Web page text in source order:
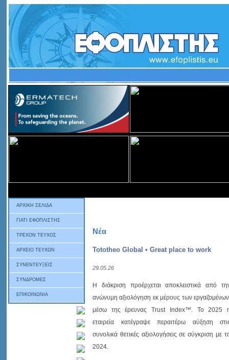
ΑΡΧΙΚΗ ΣΕΛΙΔΑ
ΓΙΑΤΙ ΕΦΟΠΛΙΣΤΗΣ
ΤΡΕΧΟΝ ΤΕΥΧΟΣ
ΑΡΧΕΙΟ ΤΕΥΧΩΝ
ΣΥΝΕΝΤΕΥΞΕΙΣ
ΣΥΝΔΡΟΜΕΣ
ΕΠΙΚΟΙΝΩΝΙΑ
Νέα
Tototheo Global • Great place to work
29.05.26
Η διάκριση προέρχεται αποκλειστικά από
ανώνυμη αξιολόγηση εκ μέρους των
μέσω της έρευνας Trust Index™. Το 2025
εταιρεία κατέγραψε περαιτέρω αύξηση
συνολικά θετικές αξιολογήσεις σε σύγκριση με
2024.